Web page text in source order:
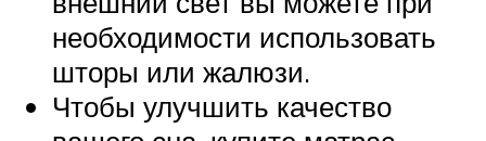
необходимости использовать
шторы или жалюзи.
Чтобы улучшить качество